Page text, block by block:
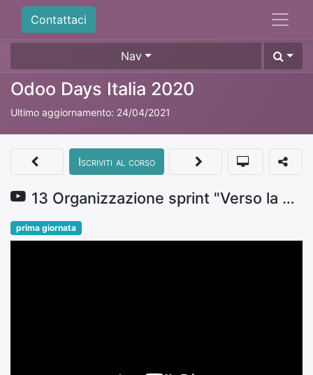
Contattaci
Nav
Odoo Days Italia 2020
Ultimo aggiornamento: 24/04/2021
13 Organizzazione sprint "Verso la V14"
Iscriviti al corso
prima giornata